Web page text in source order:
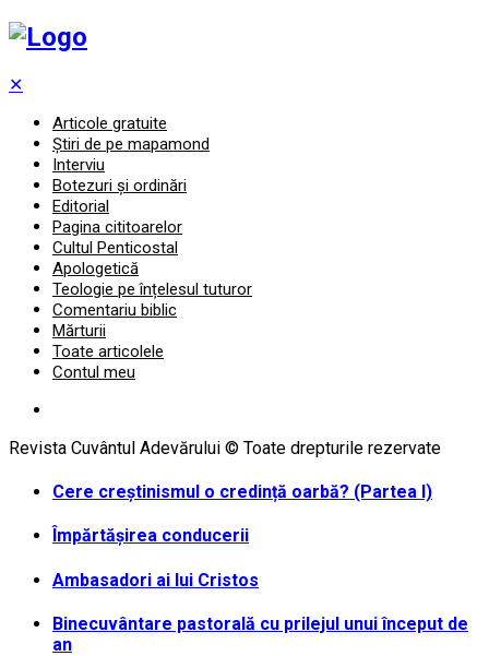
✕
Articole gratuite
Știri de pe mapamond
Interviu
Botezuri și ordinări
Editorial
Pagina cititoarelor
Cultul Penticostal
Apologetică
Teologie pe înțelesul tuturor
Comentariu biblic
Mărturii
Toate articolele
Contul meu
Revista Cuvântul Adevărului © Toate drepturile rezervate
Cere creștinismul o credință oarbă? (Partea I)
Împărtășirea conducerii
Ambasadori ai lui Cristos
Binecuvântare pastorală cu prilejul unui început de
an